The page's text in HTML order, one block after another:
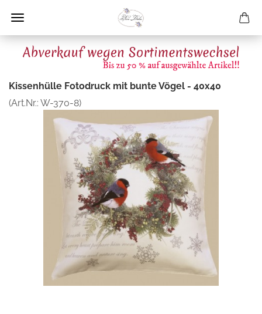
Kissenhülle Fotodruck mit bunte Vögel - 40x40
(Art.Nr.: W-370-8)